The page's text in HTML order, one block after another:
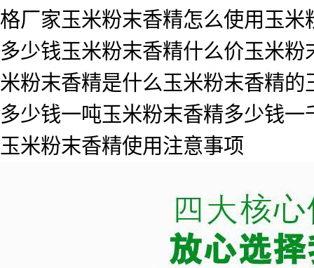
格厂家玉米粉末香精怎么使用玉
多少钱玉米粉末香精什么价玉米
米粉末香精是什么玉米粉末香精
多少钱一吨玉米粉末香精多少钱
玉米粉末香精使用注意事项